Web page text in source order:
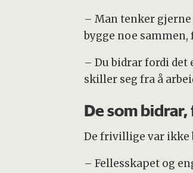
– Man tenker
bygge noe
– Du bidrar fordi
skiller seg fra å
De som
De frivillige var ikke
– Fellesskapet og